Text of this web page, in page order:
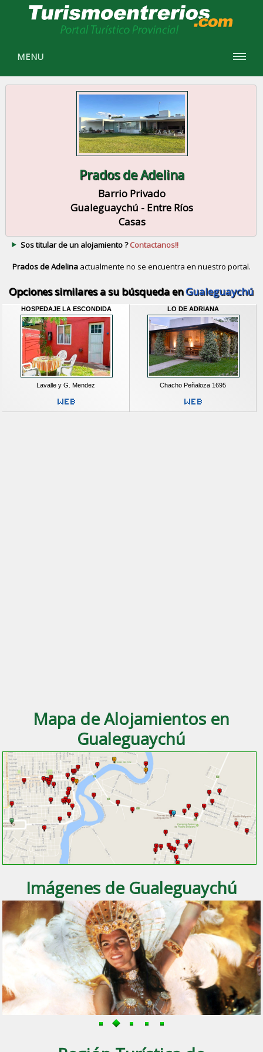
MENU
Prados de Adelina
Barrio Privado
Gualeguaychú - Entre Ríos
Casas
Sos titular de un alojamiento ?Contactanos!!
Prados de Adelinaactualmente no se encuentra en nuestro portal.
Opciones similares a su búsqueda enGualeguaychú
HOSPEDAJE LA ESCONDIDA
Lavalle y G. Mendez
LO DE ADRIANA
Chacho Peñaloza 1695
Mapa de Alojamientos en
Gualeguaychú
Imágenes de Gualeguaychú